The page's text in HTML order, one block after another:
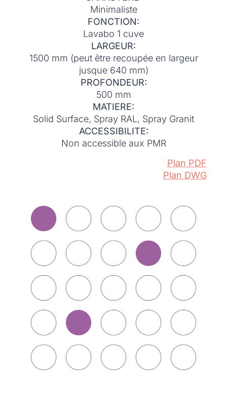
Minimaliste
FONCTION:
Lavabo 1 cuve
LARGEUR:
1500 mm (peut être recoupée en largeur
jusque 640 mm)
PROFONDEUR:
500 mm
MATIERE:
Solid Surface, Spray RAL, Spray Granit
ACCESSIBILITE:
Non accessible aux PMR
Plan PDF
Plan DWG